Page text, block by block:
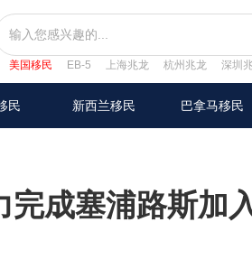
美国移民 EB-5 上海兆龙 杭州兆龙 深圳
民 新西兰移民 巴拿马移民
完成塞浦路斯加